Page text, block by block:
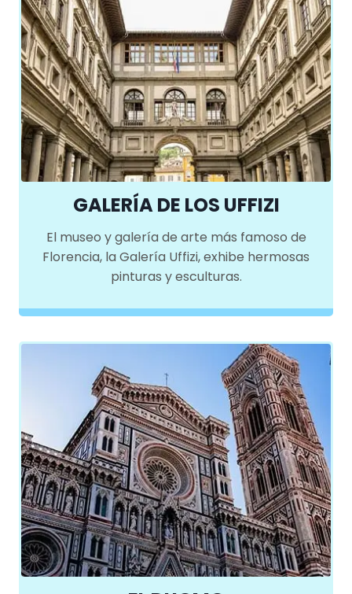
GALERÍA DE LOS UFFIZI
El museo y galería de arte más famoso de
Florencia, la Galería Uffizi, exhibe hermosas
pinturas y esculturas.